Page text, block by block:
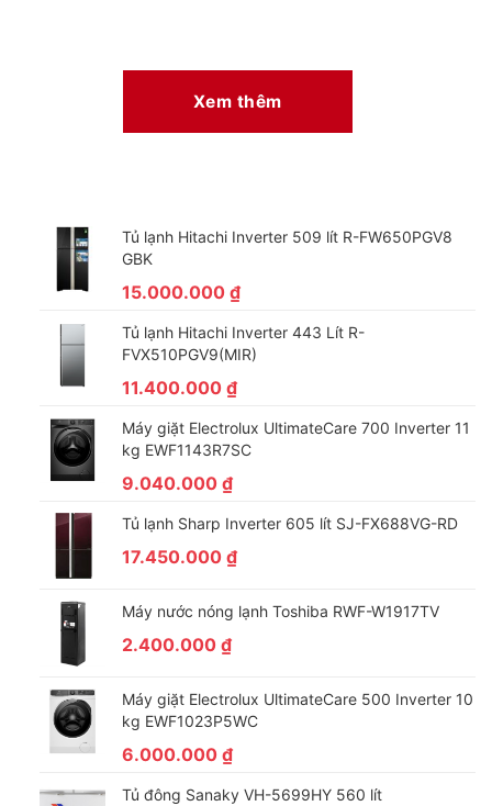
Xem thêm
Tủ lạnh Hitachi Inverter 509 lít R-FW650PGV8
GBK
15.000.000 ₫
Tủ lạnh Hitachi Inverter 443 Lít R-
FVX510PGV9(MIR)
11.400.000 ₫
Máy giặt Electrolux UltimateCare 700 Inverter 11
kg EWF1143R7SC
9.040.000 ₫
Tủ lạnh Sharp Inverter 605 lít SJ-FX688VG-RD
17.450.000 ₫
Máy nước nóng lạnh Toshiba RWF-W1917TV
2.400.000 ₫
Máy giặt Electrolux UltimateCare 500 Inverter 10
kg EWF1023P5WC
6.000.000 ₫
Tủ đông Sanaky VH-5699HY 560 lít